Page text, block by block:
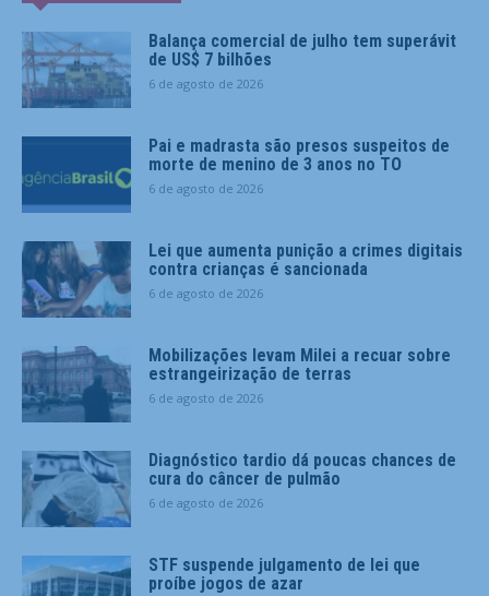
Balança comercial de julho tem superávit
de US$ 7 bilhões
6 de agosto de 2026
Pai e madrasta são presos suspeitos de
morte de menino de 3 anos no TO
6 de agosto de 2026
Lei que aumenta punição a crimes digitais
contra crianças é sancionada
6 de agosto de 2026
Mobilizações levam Milei a recuar sobre
estrangeirização de terras
6 de agosto de 2026
Diagnóstico tardio dá poucas chances de
cura do câncer de pulmão
6 de agosto de 2026
STF suspende julgamento de lei que
proíbe jogos de azar